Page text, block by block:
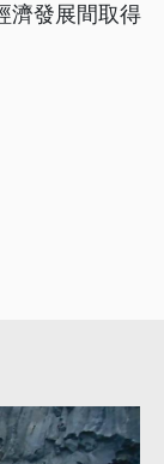
濟發展間取得